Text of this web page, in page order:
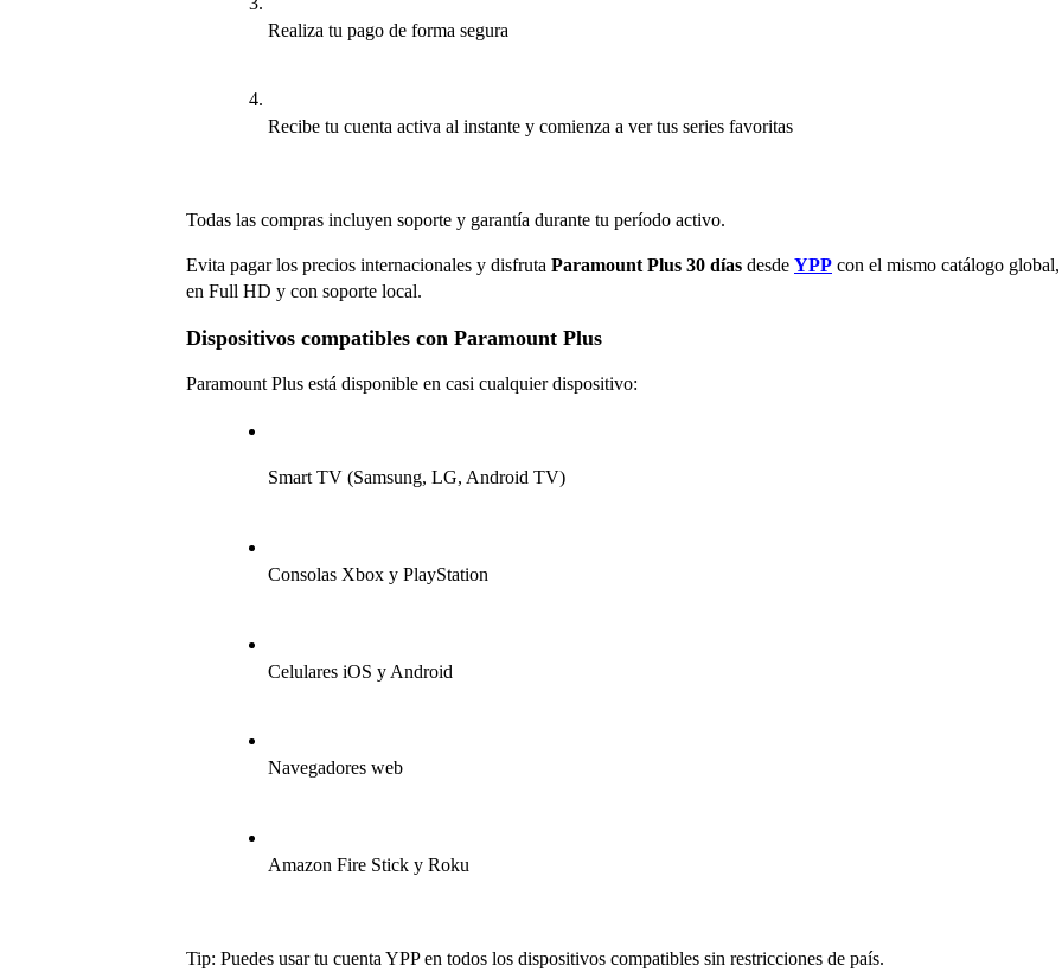
Realiza tu pago de forma segura
Recibe tu cuenta activa al instante y comienza a ver tus series favoritas
Todas las compras incluyen soporte y garantía durante tu período activo.
Evita pagar los precios internacionales y disfruta Paramount Plus 30 días desde YPP con el mismo catálogo global,
en Full HD y con soporte local.
Dispositivos compatibles con Paramount Plus
Paramount Plus está disponible en casi cualquier dispositivo:
Smart TV (Samsung, LG, Android TV)
Consolas Xbox y PlayStation
Celulares iOS y Android
Navegadores web
Amazon Fire Stick y Roku
Tip: Puedes usar tu cuenta YPP en todos los dispositivos compatibles sin restricciones de país.